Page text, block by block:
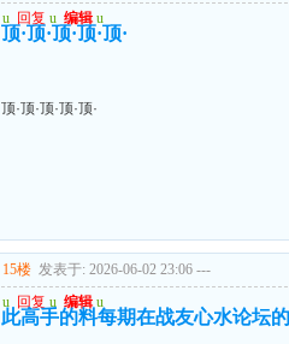
u 回复 u 编辑 u
顶·顶·顶·顶·顶·
顶·顶·顶·顶·顶·
15楼 发表于: 2026-06-02 23:06 ---
u 回复 u 编辑 u
此高手的料每期在战友心水论坛